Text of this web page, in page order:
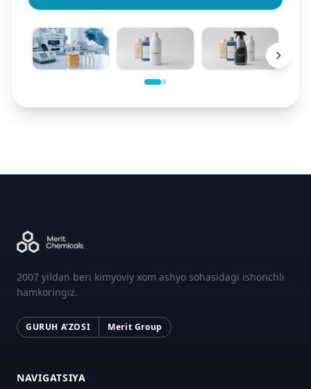
2007 yildan beri kimyoviy xom ashyo sohasidagi ishonchli
hamkoringiz.
GURUH A'ZOSI Merit Group
NAVIGATSIYA